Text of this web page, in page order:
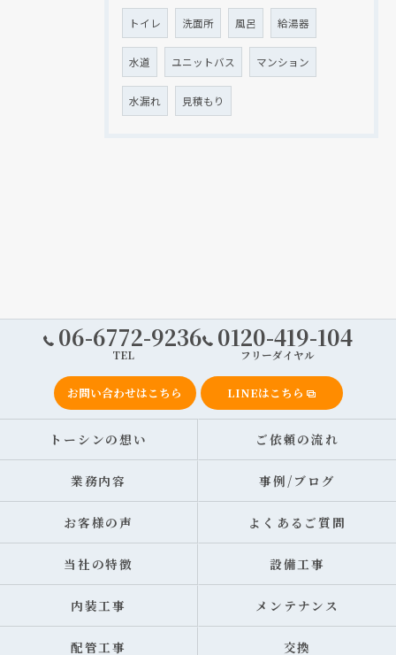
トイレ 洗面所 風呂 給湯器
水道 ユニットバス マンション
水漏れ 見積もり
06-6772-9236
TEL
0120-419-104
フリーダイヤル
お問い合わせはこちら LINEはこちら
トーシンの想い ご依頼の流れ
業務内容 事例/ブログ
お客様の声 よくあるご質問
当社の特徴 設備工事
内装工事 メンテナンス
配管工事 交換